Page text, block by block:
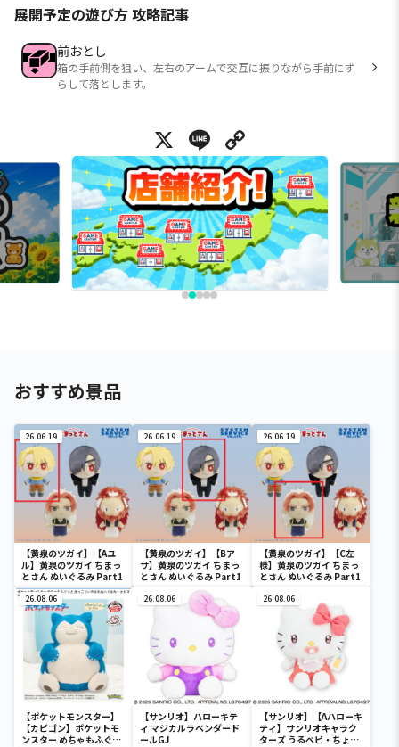
展開予定の遊び方 攻略記事
前おとし
箱の手前側を狙い、左右のアームで交互に振りながら手前にず
らして落とします。
X Line
おすすめ景品
26.06.19
【黄泉のツガイ】【Aユ
ル】黄泉のツガイ ちまっ
とさん ぬいぐるみ Part1
26.06.19
【黄泉のツガイ】【Bア
サ】黄泉のツガイ ちまっ
とさん ぬいぐるみ Part1
26.06.19
【黄泉のツガイ】【C左
様】黄泉のツガイ ちまっ
とさん ぬいぐるみ Part1
26.08.06
【ポケットモンスター】
【カビゴン】ポケットモ
ンスター めちゃもふぐっ
26.08.06
【サンリオ】ハローキテ
ィ マジカルラベンダード
ールGJ
26.08.06
【サンリオ】【Aハローキ
ティ】サンリオキャラク
ターズ うるベビ・ちょい